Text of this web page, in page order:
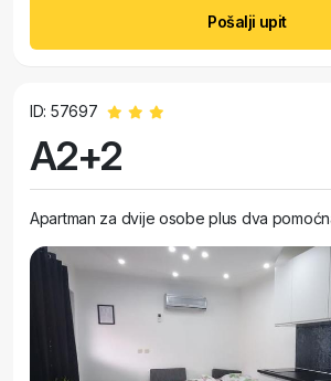
Pošalji upit
ID: 57697
A2+2
Apartman za dvije osobe plus dva